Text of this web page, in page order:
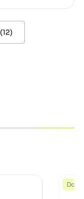
(12)